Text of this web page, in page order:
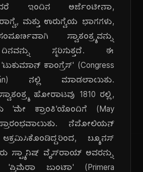
ಇಂದಿನ ಅರ್ಜೆಂಟೀನಾ,
ಮತ್ತು ಉರುಗ್ವೆಯ ಭಾಗಗಳು,
ಸ್ವಾತಂತ್ರ್ಯವನ್ನು
ಸ್ಮರಿಸುತ್ತದೆ. ಈ
ಕಾಂಗ್ರೆಸ್' (Congress
ನಲ್ಲಿ ಮಾಡಲಾಯಿತು.
ಹೋರಾಟವು 1810 ರಲ್ಲಿ,
'ಮೇ ಕ್ರಾಂತಿ'ಯೊಂದಿಗೆ (May
ಪ್ರಾರಂಭವಾಯಿತು. ನೆಪೋಲಿಯನ್
ಬ್ಯೂನಸ್
ಸ್ಪ್ಯಾನಿಷ್ ವೈಸ್‌ರಾಯ್ ಅವರನ್ನು
'ಪ್ರಿಮೆರಾ ಜುಂಟಾ' (Primera